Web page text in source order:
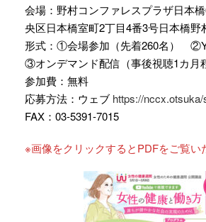
会場：野村コンファレスプラザ日本
央区日本橋室町2丁目4番3号日本橋野
形式：①会場参加（先着260名）
③オンデマンド配信（事後視聴1カ月
参加費：無料
応募方法：ウェブ https://
FAX：03-5391-7015
※画像をクリックするとPDFをご覧い